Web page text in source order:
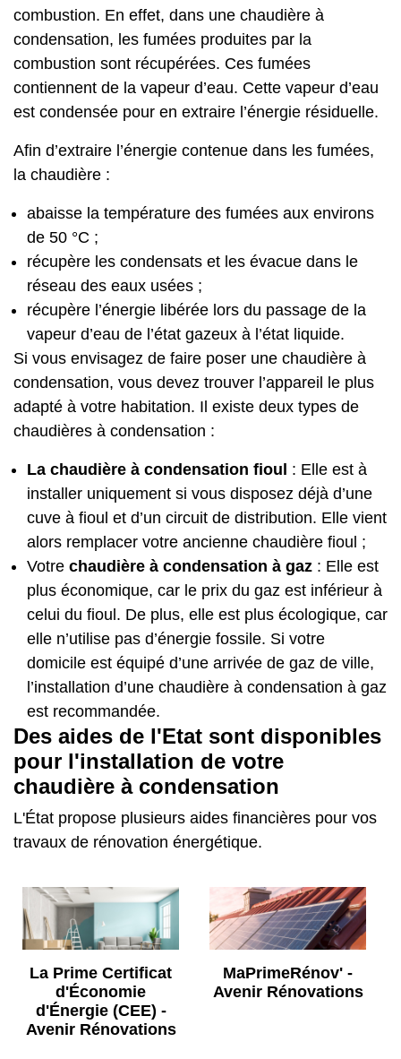
combustion. En effet, dans une chaudière à
condensation, les fumées produites par la
combustion sont récupérées. Ces fumées
contiennent de la vapeur d’eau. Cette vapeur d’eau
est condensée pour en extraire l’énergie résiduelle.
Afin d’extraire l’énergie contenue dans les fumées,
la chaudière :
abaisse la température des fumées aux environs
de 50 °C ;
récupère les condensats et les évacue dans le
réseau des eaux usées ;
récupère l’énergie libérée lors du passage de la
vapeur d’eau de l’état gazeux à l’état liquide.
Si vous envisagez de faire poser une chaudière à
condensation, vous devez trouver l’appareil le plus
adapté à votre habitation. Il existe deux types de
chaudières à condensation :
La chaudière à condensation fioul : Elle est à
installer uniquement si vous disposez déjà d’une
cuve à fioul et d’un circuit de distribution. Elle vient
alors remplacer votre ancienne chaudière fioul ;
Votre chaudière à condensation à gaz : Elle est
plus économique, car le prix du gaz est inférieur à
celui du fioul. De plus, elle est plus écologique, car
elle n’utilise pas d’énergie fossile. Si votre
domicile est équipé d’une arrivée de gaz de ville,
l’installation d’une chaudière à condensation à gaz
est recommandée.
Des aides de l'Etat sont disponibles
pour l'installation de votre
chaudière à condensation
L'État propose plusieurs aides financières pour vos
travaux de rénovation énergétique.
La Prime Certificat
d'Économie
d'Énergie (CEE) -
Avenir Rénovations
MaPrimeRénov' -
Avenir Rénovations